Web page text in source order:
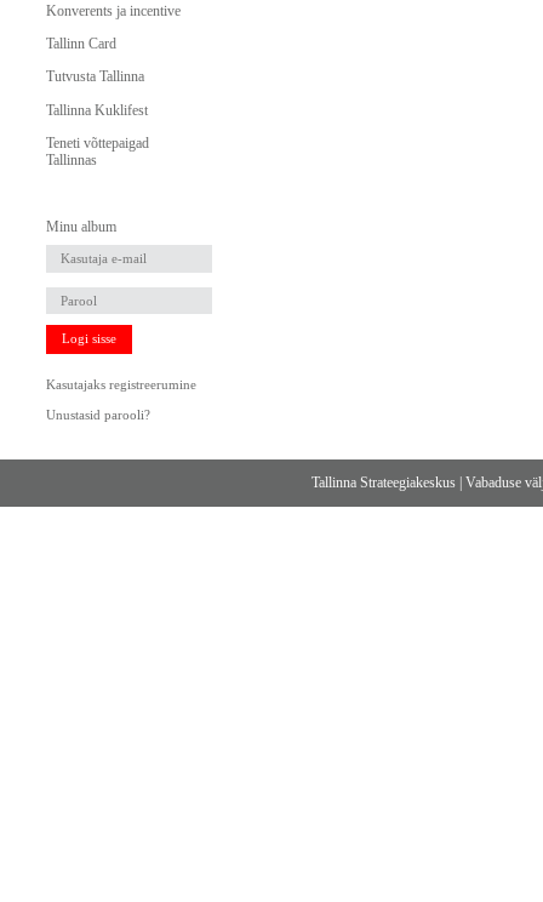
Konverents ja incentive
Tallinn Card
Tutvusta Tallinna
Tallinna Kuklifest
Teneti võttepaigad
Tallinnas
Minu album
Logi sisse
Kasutajaks registreerumine
Unustasid parooli?
Tallinna Strateegiakeskus |Vabaduse